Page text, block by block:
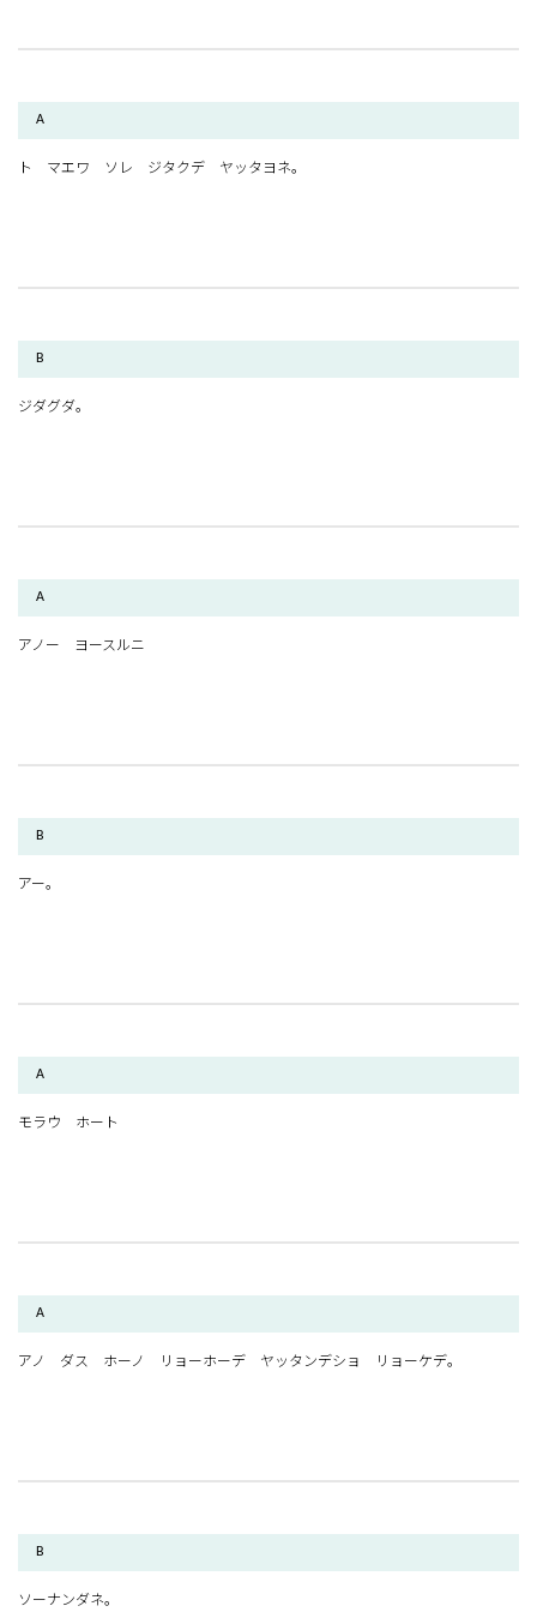
A
ト マエワ ソレ ジタクデ ヤッタヨネ。
B
ジダグダ。
A
アノー ヨースルニ
B
アー。
A
モラウ ホート
A
アノ ダス ホーノ リョーホーデ ヤッタンデショ リョーケデ。
B
ソーナンダネ。